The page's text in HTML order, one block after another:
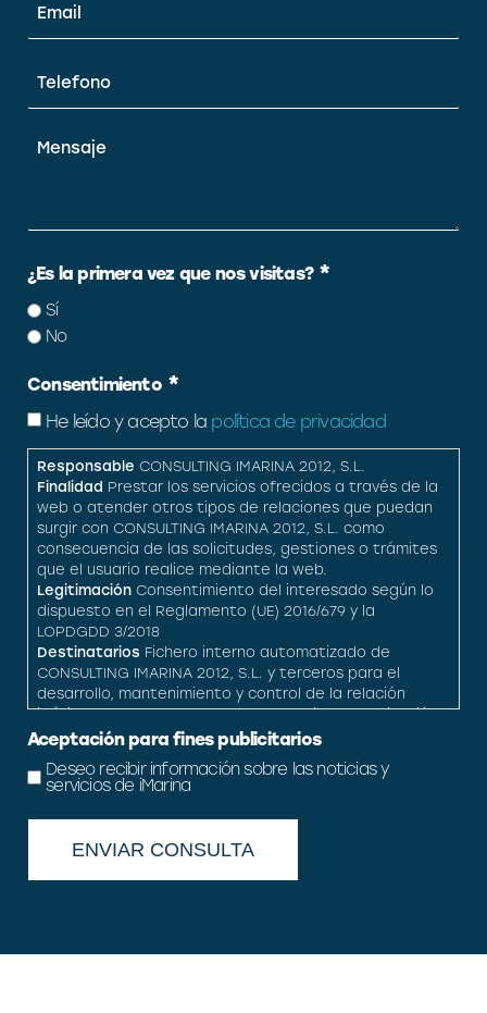
*
*
¿Es la primera vez que nos visitas? *
Sí
No
Consentimiento *
He leído y acepto la política de privacidad
Responsable CONSULTING IMARINA 2012, S.L.
Finalidad Prestar los servicios ofrecidos a través de la
web o atender otros tipos de relaciones que puedan
surgir con CONSULTING IMARINA 2012, S.L. como
consecuencia de las solicitudes, gestiones o trámites
que el usuario realice mediante la web.
Legitimación Consentimiento del interesado según lo
dispuesto en el Reglamento (UE) 2016/679 y la
LOPDGDD 3/2018
Destinatarios Fichero interno automatizado de
CONSULTING IMARINA 2012, S.L. y terceros para el
desarrollo, mantenimiento y control de la relación
jurídica que se establezca cuando exista autorización
legal por el usuario para hacerlo.
supresión.
Información adicional y detallada que precise sobre el
el enlace política de privacidad
Aceptación para fines publicitarios
Deseo recibir información sobre las noticias y
servicios de iMarina